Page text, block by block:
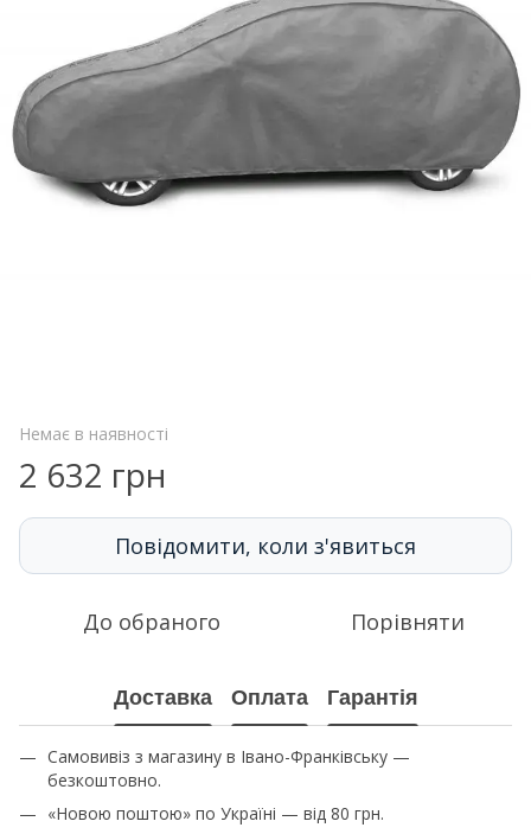
Немає в наявності
2 632 грн
Повідомити, коли з'явиться
До обраного Порівняти
Доставка Оплата Гарантія
Самовивіз з магазину в Івано-Франківську —
безкоштовно.
«Новою поштою» по Україні — від 80 грн.